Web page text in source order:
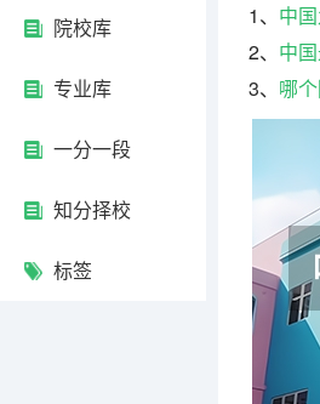
院校库
专业库
一分一段
知分择校
标签
1、 中
2、 中
3、 哪